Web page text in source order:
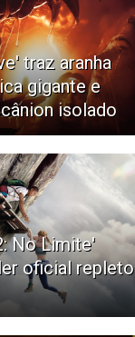
traz aranha
gigante e
isolado
No Limite'
oficial repleto